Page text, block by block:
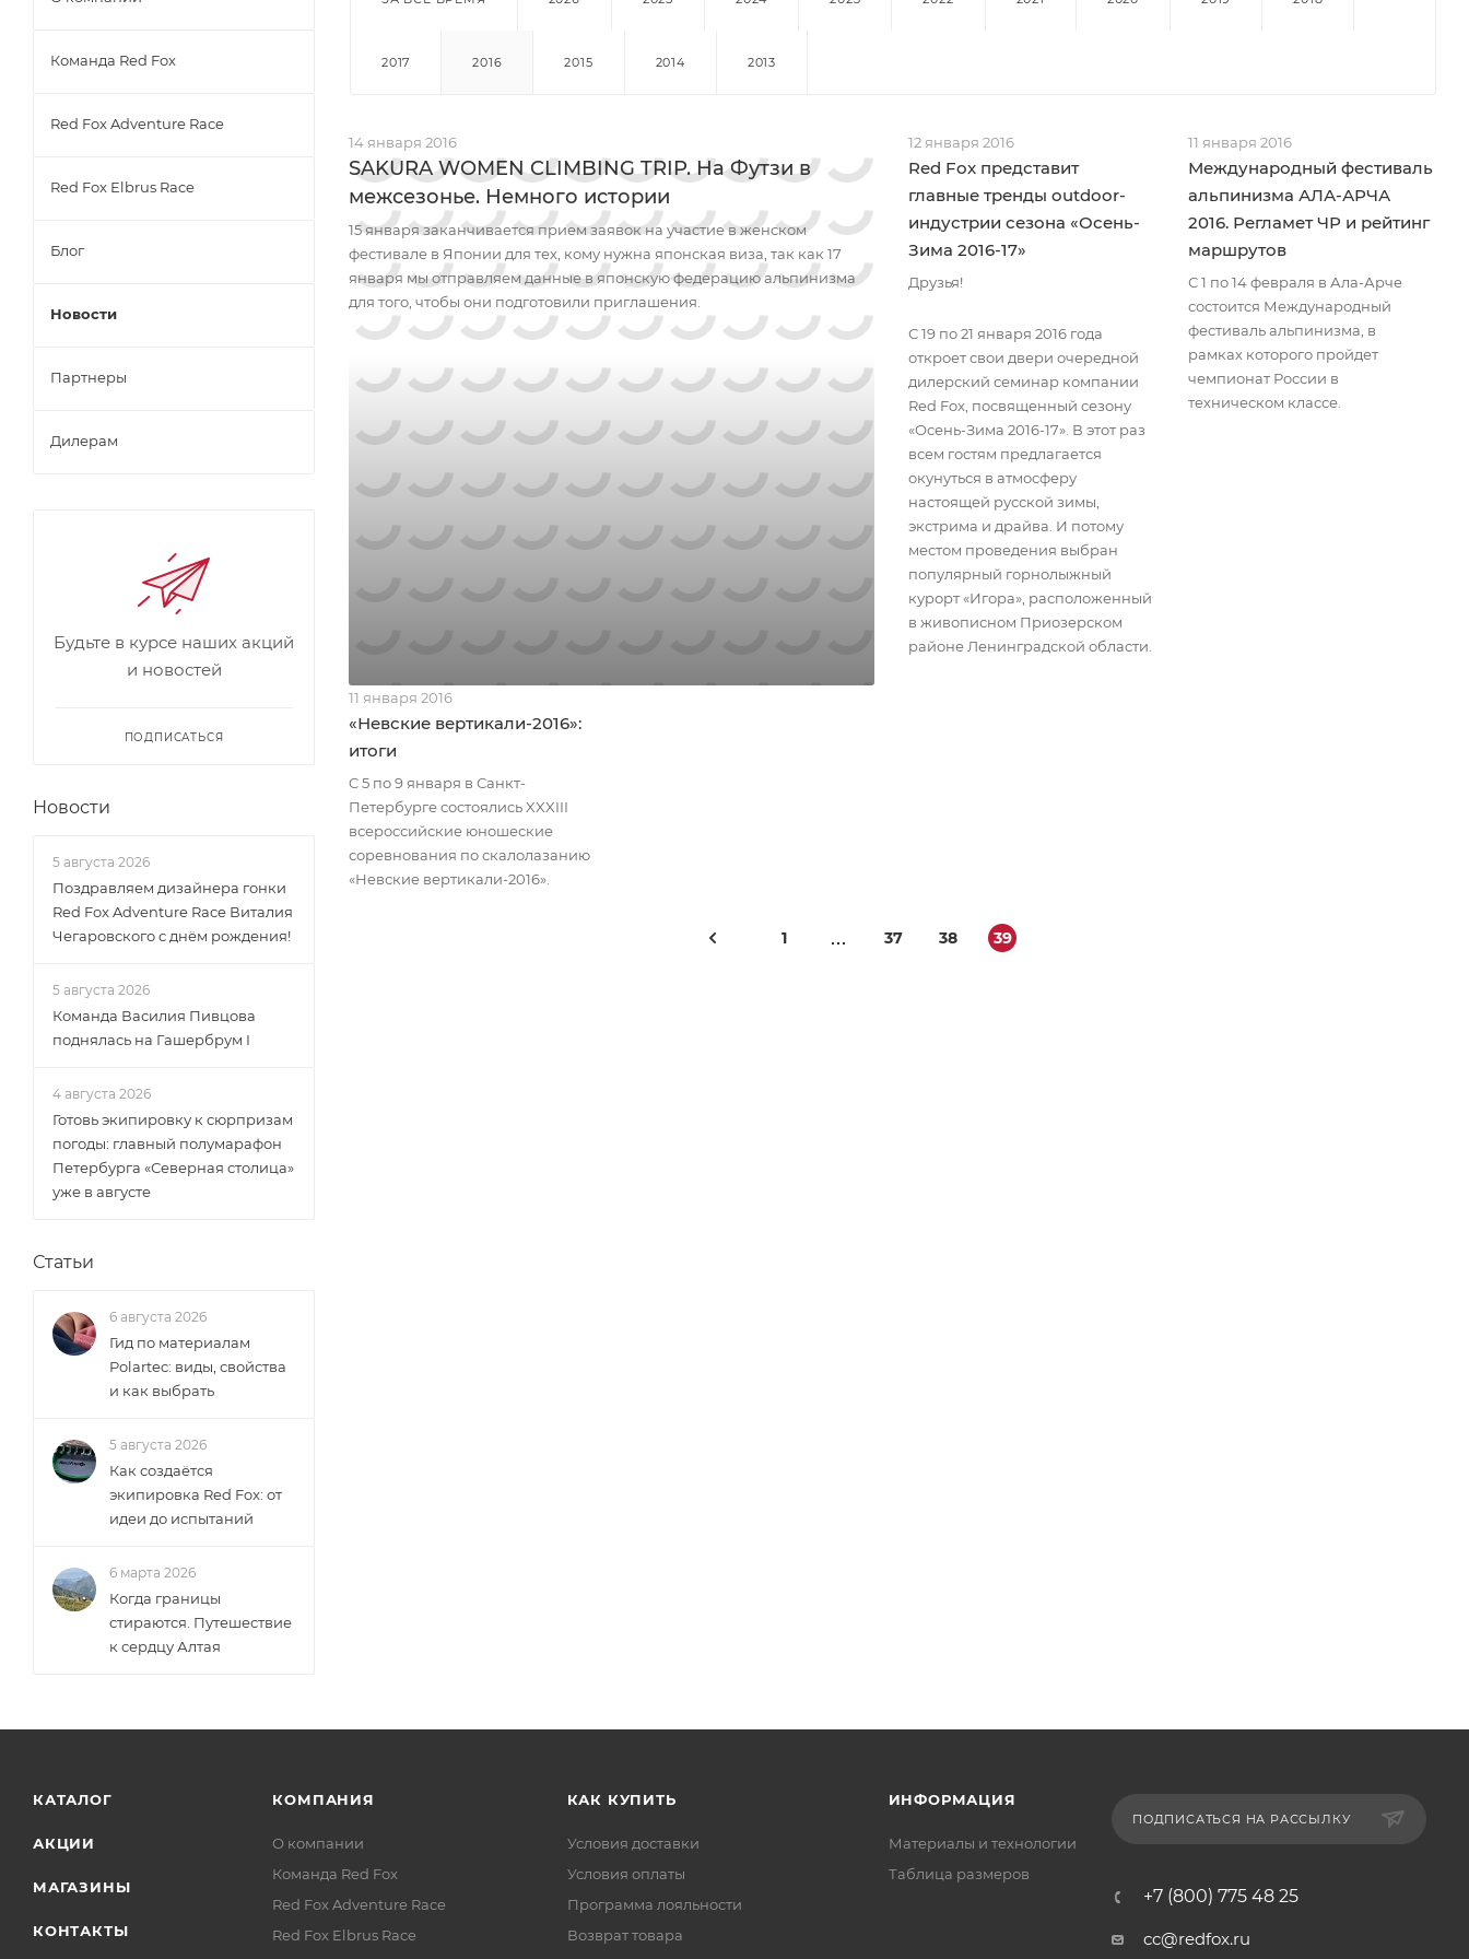
2017 2016 2015 2014 2013
14 января 2016
SAKURA WOMEN CLIMBING TRIP. На Футзи в
межсезонье. Немного истории
15 января заканчивается прием заявок на участие в женском
фестивале в Японии для тех, кому нужна японская виза, так как 17
января мы отправляем данные в японскую федерацию альпинизма
для того, чтобы они подготовили приглашения.
12 января 2016
Red Fox представит
главные тренды outdoor-
индустрии сезона «Осень-
Зима 2016-17»
Друзья!
С 19 по 21 января 2016 года
откроет свои двери очередной
дилерский семинар компании
Red Fox, посвященный сезону
«Осень-Зима 2016-17». В этот раз
всем гостям предлагается
окунуться в атмосферу
настоящей русской зимы,
экстрима и драйва. И потому
местом проведения выбран
популярный горнолыжный
курорт «Игора», расположенный
в живописном Приозерском
районе Ленинградской области.
11 января 2016
Международный фестиваль
альпинизма АЛА-АРЧА
2016. Регламет ЧР и рейтинг
маршрутов
С 1 по 14 февраля в Ала-Арче
состоится Международный
фестиваль альпинизма, в
рамках которого пройдет
чемпионат России в
техническом классе.
11 января 2016
«Невские вертикали-2016»:
итоги
C 5 по 9 января в Санкт-
Петербурге состоялись XXXIII
всероссийские юношеские
соревнования по скалолазанию
«Невские вертикали-2016».
1 37 38 39
Команда Red Fox
Red Fox Adventure Race
Red Fox Elbrus Race
Блог
Новости
Партнеры
Дилерам
Будьте в курсе наших акций
и новостей
ПОДПИСАТЬСЯ
Новости
5 августа 2026
Поздравляем дизайнера гонки
Red Fox Adventure Race Виталия
Чегаровского с днём рождения!
5 августа 2026
Команда Василия Пивцова
поднялась на Гашербрум I
4 августа 2026
Готовь экипировку к сюрпризам
погоды: главный полумарафон
Петербурга «Северная столица»
уже в августе
Статьи
6 августа 2026
Гид по материалам
Polartec: виды, свойства
и как выбрать
5 августа 2026
Как создаётся
экипировка Red Fox: от
идеи до испытаний
6 марта 2026
Когда границы
стираются. Путешествие
к сердцу Алтая
КАТАЛОГ
АКЦИИ
МАГАЗИНЫ
КОНТАКТЫ
КОМПАНИЯ
О компании
Команда Red Fox
Red Fox Adventure Race
Red Fox Elbrus Race
КАК КУПИТЬ
Условия доставки
Условия оплаты
Программа лояльности
Возврат товара
ИНФОРМАЦИЯ
Материалы и технологии
Таблица размеров
ПОДПИСАТЬСЯ НА РАССЫЛКУ
+7 (800) 775 48 25
cc@redfox.ru